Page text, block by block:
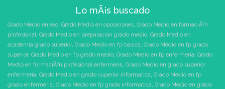
Lo mÃ¡s buscado
Grado Medio en eso, Grado Medio en oposiciones, Grado Medio en formaciÃ³n
profesional, Grado Medio en preparacion grado medio, Grado Medio en
academia grado superior, Grado Medio en fp basica, Grado Medio en fp grado
superior, Grado Medio en fp grado medio, Grado Medio en fp enfermeria, Grado
Medio en formaciÃ³n profesional enfermeria, Grado Medio en grado superior
enfermeria, Grado Medio en grado superior informatica, Grado Medio en fp
grado enfermeria, Grado Medio en fp grado informatica, Grado Medio en grado